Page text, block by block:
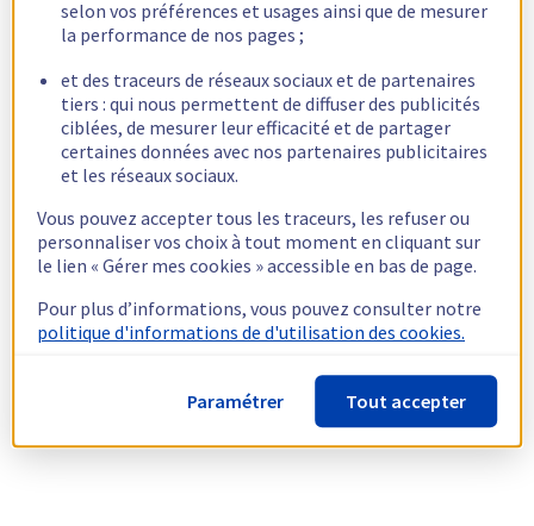
selon vos préférences et usages ainsi que de mesurer
la performance de nos pages ;
et des traceurs de réseaux sociaux et de partenaires
tiers : qui nous permettent de diffuser des publicités
ciblées, de mesurer leur efficacité et de partager
certaines données avec nos partenaires publicitaires
et les réseaux sociaux.
Vous pouvez accepter tous les traceurs, les refuser ou
personnaliser vos choix à tout moment en cliquant sur
le lien « Gérer mes cookies » accessible en bas de page.
Pour plus d’informations, vous pouvez consulter notre
politique d'informations de d'utilisation des cookies.
Paramétrer Tout accepter